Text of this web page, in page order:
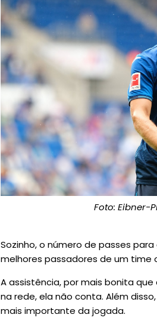
Foto: Eibner-
Sozinho, o número de passes
melhores passadores de um time
A assistência, por mais bonita
na rede, ela não conta. Além
mais importante da jogada.